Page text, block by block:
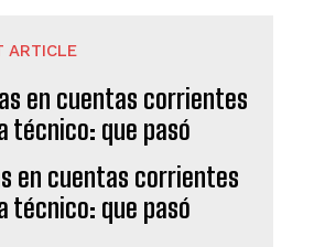
ARTICLE
en cuentas corrientes
técnico: que pasó